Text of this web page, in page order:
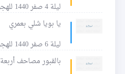
ليلة 4 صفر 1440 للهجرة
يا بويا شلي بعمري
ليلة 6 صفر 1440 للهجرة
بالقبور مصاحف أربعة